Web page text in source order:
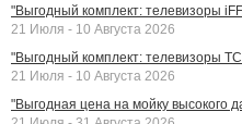
"Выгодный комплект: телевизоры
21 Июля - 10 Августа 2026
"Выгодный комплект: телевизоры
21 Июля - 10 Августа 2026
"Выгодная цена на мойку высокого